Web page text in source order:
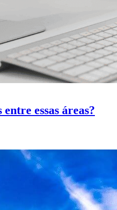
essas áreas?